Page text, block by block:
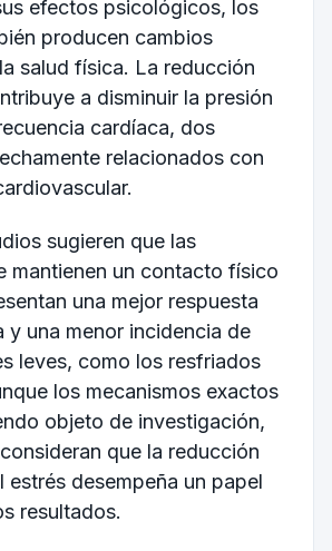
efectos psicológicos, los
producen cambios
salud física. La reducción
a disminuir la presión
cardíaca, dos
relacionados con
sugieren que las
mantienen un contacto físico
una mejor respuesta
y una menor incidencia de
leves, como los resfriados
los mecanismos exactos
objeto de investigación,
que la reducción
estrés desempeña un papel
resultados.